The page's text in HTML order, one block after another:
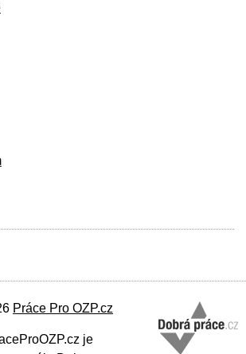
Práce Pro OZP.cz
je